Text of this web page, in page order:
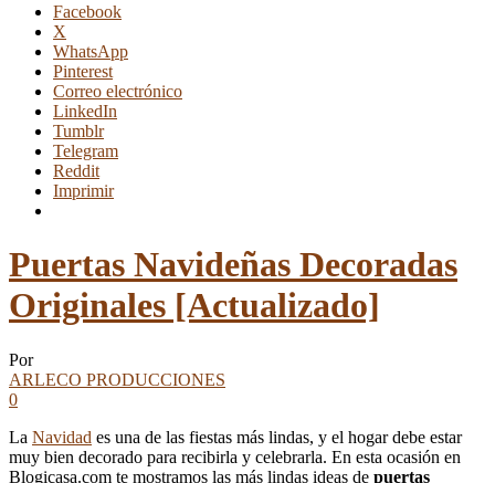
Facebook
X
WhatsApp
Pinterest
Correo electrónico
LinkedIn
Tumblr
Telegram
Reddit
Imprimir
Puertas Navideñas Decoradas
Originales [Actualizado]
Por
ARLECO PRODUCCIONES
0
La Navidad es una de las fiestas más lindas, y el hogar debe estar
muy bien decorado para recibirla y celebrarla. En esta ocasión en
Blogicasa.com te mostramos las más lindas ideas de puertas